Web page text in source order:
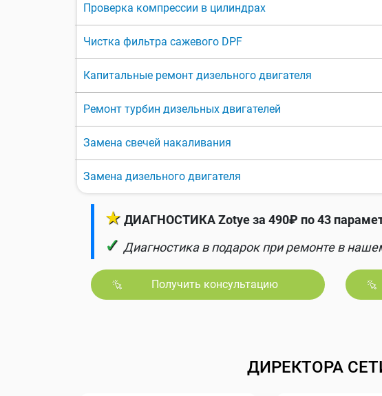
Проверка компрессии в цилиндрах
Чистка фильтра сажевого DPF
Капитальные ремонт дизельного двигателя
Ремонт турбин дизельных двигателей
Замена свечей накаливания
Замена дизельного двигателя
★ ДИАГНОСТИКА Zotye за 490₽ по 43
✓ Диагностика в подарок при ремонте в
Получить консультацию
ДИРЕКТОРА